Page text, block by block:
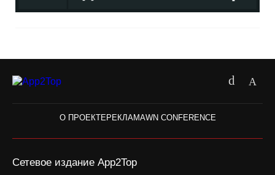
О ПРОЕКТЕ РЕКЛАМАWN CONFERENCE
Сетевое издание App2Top